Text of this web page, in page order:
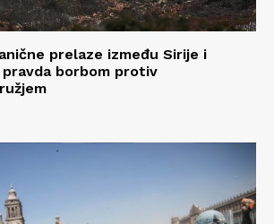
prelaze između Sirije i
pravda borbom protiv